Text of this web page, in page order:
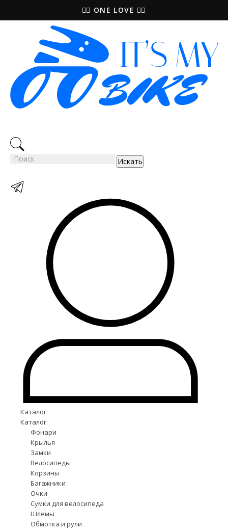
🚵‍♀️ ONE LOVE 🚴‍♀️
Искать
Каталог
Каталог
Фонари
Крылья
Замки
Велосипеды
Корзины
Багажники
Очки
Сумки для велосипеда
Шлемы
Обмотка и рули